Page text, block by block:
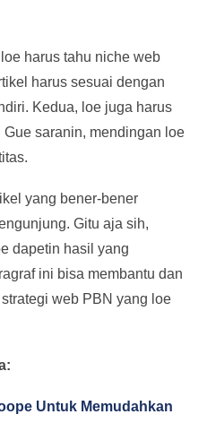
harus tahu niche web
harus sesuai dengan
Kedua, loe juga harus
saranin, mendingan loe
yang bener-bener
Gitu aja sih,
dapetin hasil yang
ini bisa membantu dan
web PBN yang loe
Untuk Memudahkan